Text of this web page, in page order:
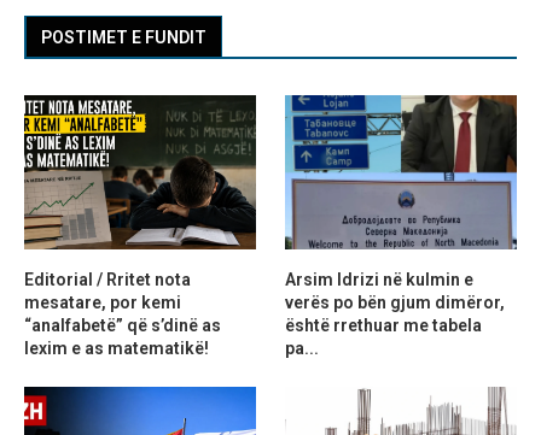
POSTIMET E FUNDIT
Editorial / Rritet nota
mesatare, por kemi
“analfabetë” që s’dinë as
lexim e as matematikë!
Arsim Idrizi në kulmin e
verës po bën gjum dimëror,
është rrethuar me tabela
pa...